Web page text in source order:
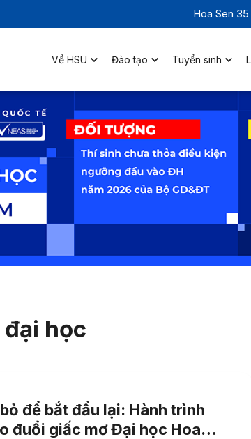
Hoa Sen 35
Về HSU Đào tạo Tuyển sinh
học
để bắt đầu lại: Hành trình
đuổi giấc mơ Đại học Hoa